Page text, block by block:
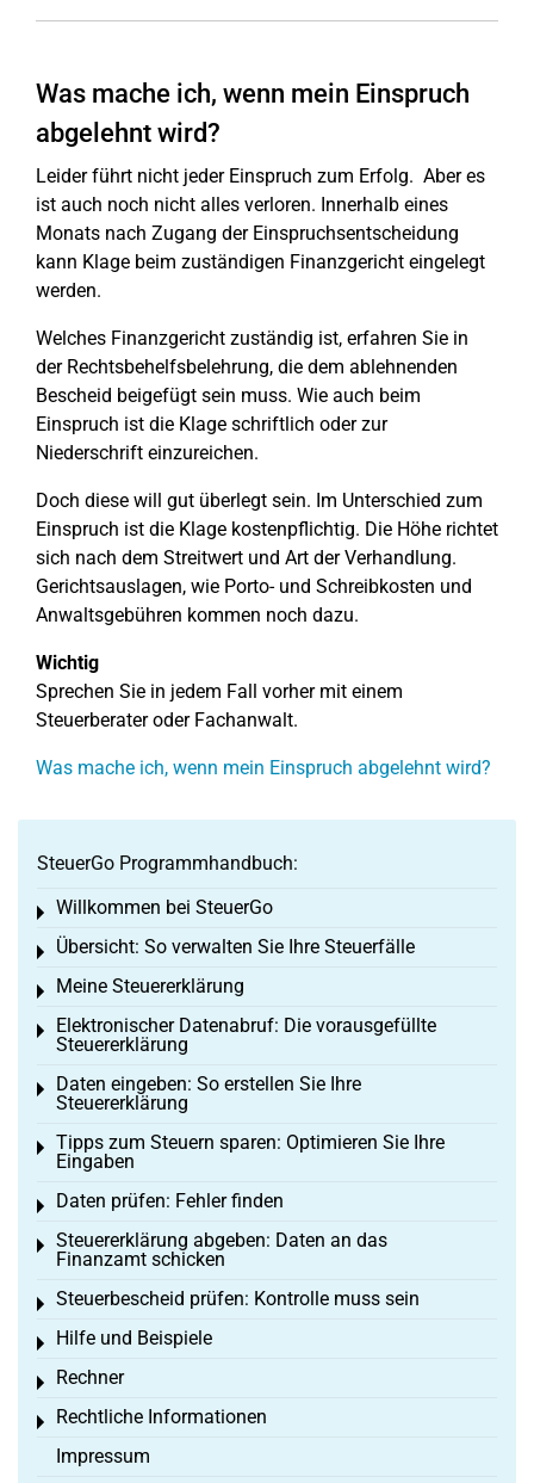
Was mache ich, wenn mein Einspruch
abgelehnt wird?
Leider führt nicht jeder Einspruch zum Erfolg. Aber es
ist auch noch nicht alles verloren. Innerhalb eines
Monats nach Zugang der Einspruchsentscheidung
kann Klage beim zuständigen Finanzgericht eingelegt
werden.
Welches Finanzgericht zuständig ist, erfahren Sie in
der Rechtsbehelfsbelehrung, die dem ablehnenden
Bescheid beigefügt sein muss. Wie auch beim
Einspruch ist die Klage schriftlich oder zur
Niederschrift einzureichen.
Doch diese will gut überlegt sein. Im Unterschied zum
Einspruch ist die Klage kostenpflichtig. Die Höhe richtet
sich nach dem Streitwert und Art der Verhandlung.
Gerichtsauslagen, wie Porto- und Schreibkosten und
Anwaltsgebühren kommen noch dazu.
Wichtig
Sprechen Sie in jedem Fall vorher mit einem
Steuerberater oder Fachanwalt.
Was mache ich, wenn mein Einspruch abgelehnt wird?
SteuerGo Programmhandbuch:
Willkommen bei SteuerGo
Toggle menu
Übersicht: So verwalten Sie Ihre Steuerfälle
Toggle menu
Meine Steuererklärung
Toggle menu
Elektronischer Datenabruf: Die vorausgefüllte
Steuererklärung
Toggle menu
Daten eingeben: So erstellen Sie Ihre
Steuererklärung
Toggle menu
Tipps zum Steuern sparen: Optimieren Sie Ihre
Eingaben
Toggle menu
Daten prüfen: Fehler finden
Toggle menu
Steuererklärung abgeben: Daten an das
Finanzamt schicken
Toggle menu
Steuerbescheid prüfen: Kontrolle muss sein
Toggle menu
Hilfe und Beispiele
Toggle menu
Rechner
Toggle menu
Rechtliche Informationen
Toggle menu
Impressum